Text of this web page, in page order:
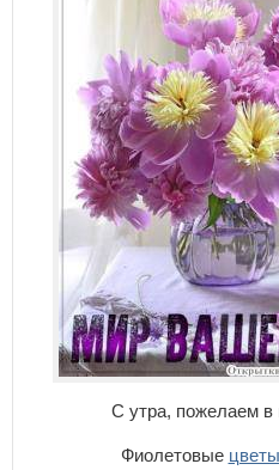
С утра, пожелаем
Фиолетовые цветы